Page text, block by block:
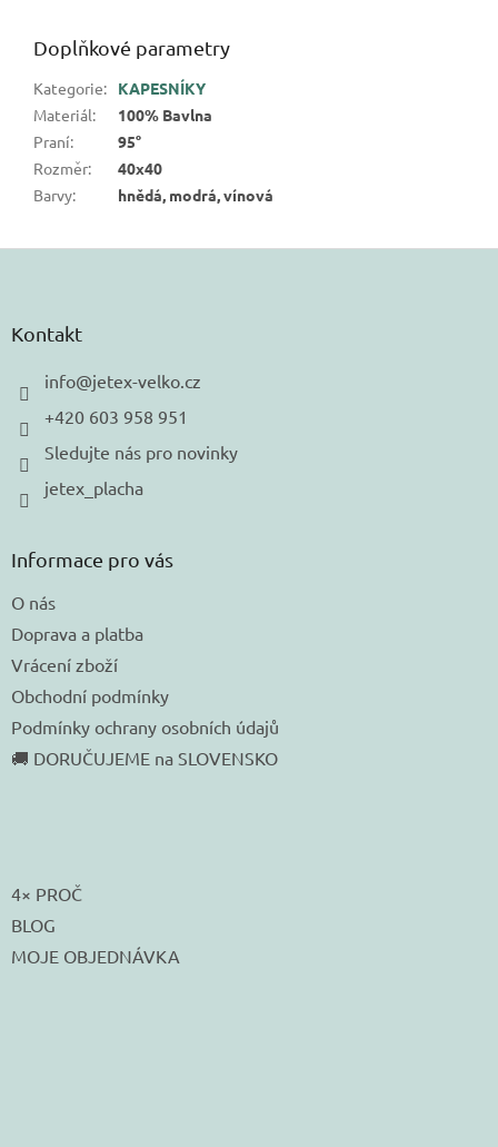
Doplňkové parametry
Kategorie:
KAPESNÍKY
Materiál:
100% Bavlna
Praní:
95°
Rozměr:
40x40
Barvy: hnědá, modrá, vínová
Kontakt
info@jetex-velko.cz
+420 603 958 951
Sledujte nás pro novinky
jetex_placha
Informace pro vás
O nás
Doprava a platba
Vrácení zboží
Obchodní podmínky
Podmínky ochrany osobních údajů
🚚 DORUČUJEME na SLOVENSKO
4× PROČ
BLOG
MOJE OBJEDNÁVKA